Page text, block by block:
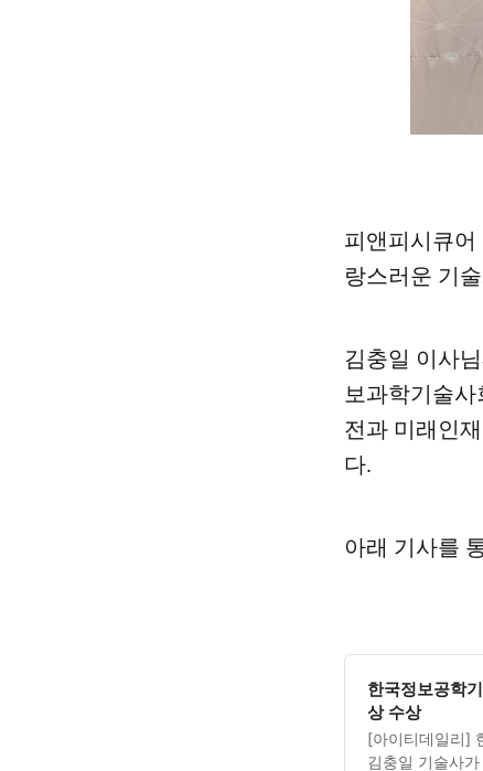
피앤피시큐
랑스러운 기
김충일 이사
보과학기술
전과 미래인
다.
아래 기사를
한국정보공학
상 수상
[아이티데일리]
김충일 기술사